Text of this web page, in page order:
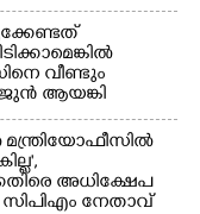
വീണ്ടും
ആയങ്കി
മന്ത്രിയോഫീസിൽ
അധിക്ഷേപ
നേതാവ്‌